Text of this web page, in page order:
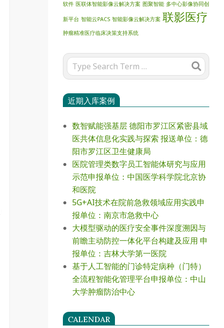
软件 医联体智能影像云解决方案 图聚智能 多中心影像协同创
新平台 智能云PACS 智能影像云解决方案 联影医疗
肿瘤精准医疗临床决策支持系统
Search
近期入库案例
数智赋能强基层 德阳市罗江区紧密县域
医共体信息化实践与探索 报送单位：德
阳市罗江区卫生健康局
医院管理类数字员工智能体研究与应用
示范申报单位：中国医学科学院北京协
和医院
5G+AI技术在院前急救领域应用实践申
报单位：南京市急救中心
大模型驱动的医疗安全事件深度溯因与
前瞻主动防控一体化平台构建及应用 申
报单位：吉林大学第一医院
基于人工智能的门诊特定病种（门特）
全流程智能化管理平台申报单位：中山
大学肿瘤防治中心
CALENDAR